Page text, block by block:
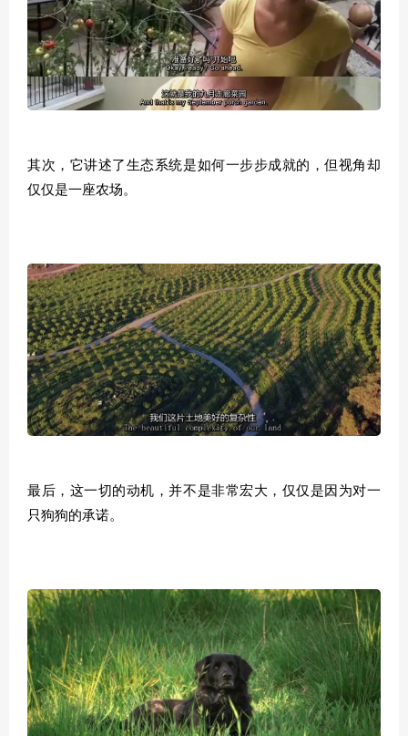
其次，它讲述了生态系统是如何一步步成就的，但视角却
仅仅是一座农场。
最后，这一切的动机，并不是非常宏大，仅仅是因为对一
只狗狗的承诺。